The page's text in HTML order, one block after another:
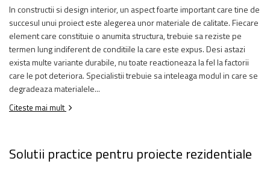
In constructii si design interior, un aspect foarte important care tine de
succesul unui proiect este alegerea unor materiale de calitate. Fiecare
element care constituie o anumita structura, trebuie sa reziste pe
termen lung indiferent de conditiile la care este expus. Desi astazi
exista multe variante durabile, nu toate reactioneaza la fel la factorii
care le pot deteriora. Specialistii trebuie sa inteleaga modul in care se
degradeaza materialele...
Citeste mai mult
Solutii practice pentru proiecte rezidentiale